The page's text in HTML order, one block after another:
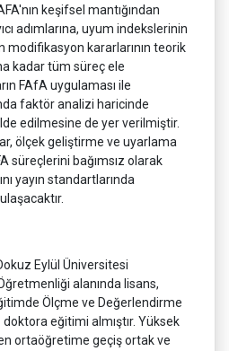
keşifsel mantığından
adımlarına, uyum indekslerinin
modifikasyon kararlarının teorik
kadar tüm süreç ele
FAfA uygulaması ile
faktör analizi haricinde
edilmesine de yer verilmiştir.
ölçek geliştirme ve uyarlama
süreçlerini bağımsız olarak
yayın standartlarında
Eylül Üniversitesi
alanında lisans,
Ölçme ve Değerlendirme
eğitimi almıştır. Yüksek
ortaöğretime geçiş ortak ve